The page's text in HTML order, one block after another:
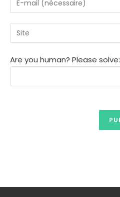
Are you human? Please solve: